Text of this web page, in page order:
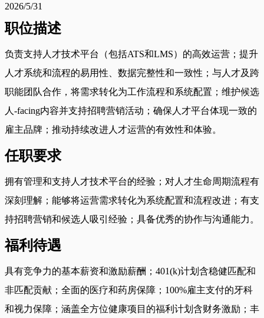
2026/5/31
职位描述
负责支持人才技术平台（包括ATS和LMS）的高效运营；提升
人才系统和流程的易用性、数据完整性和一致性；与人才及跨
职能团队合作，将需求转化为工作流程和系统配置；维护候选
人-facing内容并支持招聘营销活动；确保人才平台体现一致的
雇主品牌；推动持续改进人才运营的有效性和体验。
任职要求
拥有管理和支持人才技术平台的经验；对人才生命周期流程有
深刻理解；能够将运营需求转化为系统配置和流程改进；有支
持招聘营销和候选人吸引经验；具备优秀的协作与沟通能力。
福利待遇
具有竞争力的基本薪资和激励薪酬；401(k)计划含稳健匹配和
非匹配贡献；全面的医疗和药房保障；100%雇主支付的牙科
和视力保障；涵盖全方位健康项目的福利计划含财务激励；丰